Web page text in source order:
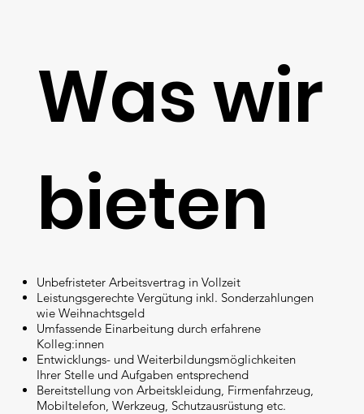
Was wir
bieten
Unbefristeter Arbeitsvertrag in Vollzeit
Leistungsgerechte Vergütung inkl. Sonderzahlungen
wie Weihnachtsgeld
Umfassende Einarbeitung durch erfahrene
Kolleg:innen
Entwicklungs- und Weiterbildungsmöglichkeiten
Ihrer Stelle und Aufgaben entsprechend
Bereitstellung von Arbeitskleidung, Firmenfahrzeug,
Mobiltelefon, Werkzeug, Schutzausrüstung etc.